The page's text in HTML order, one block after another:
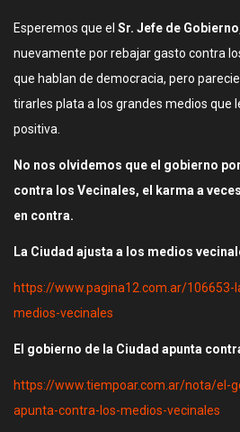
Esperemos que el Sr. Jefe de
nuevamente por rebajar gasto contra
que hablan de democracia, pero
tirarles plata a los grandes medios que
positiva.
No nos olvidemos que el gobierno
contra los Vecinales, el karma a
en contra.
La Ciudad ajusta a los medios
https://www.pagina12.com.ar/106653-
medios-vecinales
El gobierno de la Ciudad apunta
https://www.tiempoar.com.ar/nota/el-
apunta-contra-los-medios-vecinales